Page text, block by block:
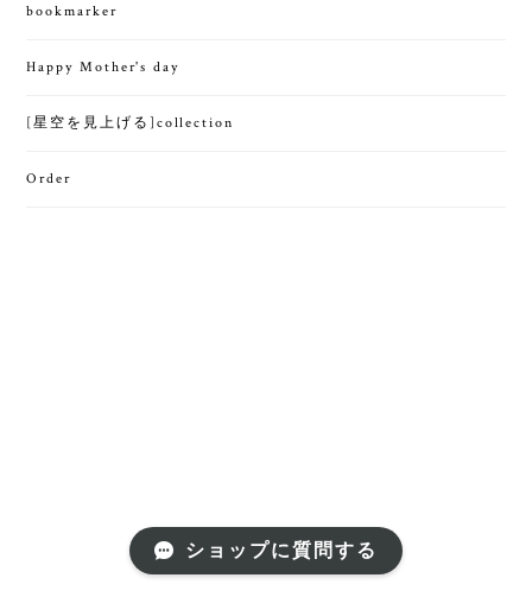
bookmarker
Happy Mother's day
[星空を見上げる]collection
Order
ショップに質問する